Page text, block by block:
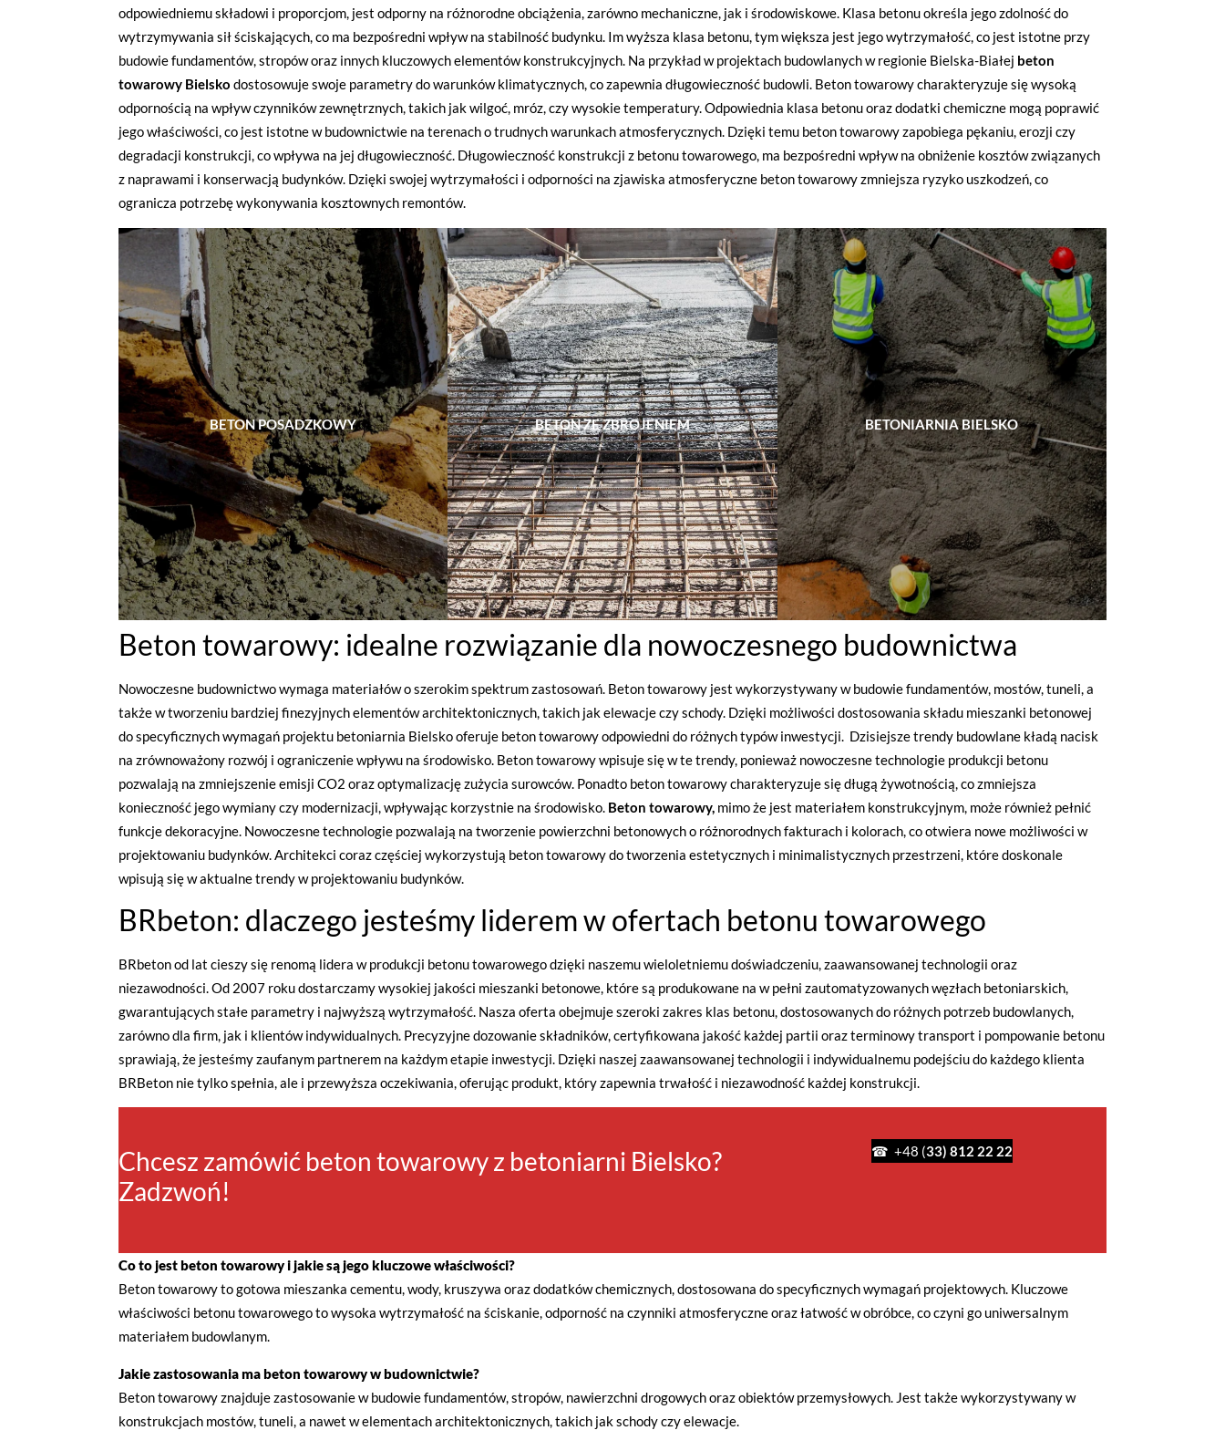
odpowiedniemu składowi i proporcjom, jest odporny na różnorodne obciążenia, zarówno mechaniczne, jak i środowiskowe. Klasa betonu określa jego zdolność do
wytrzymywania sił ściskających, co ma bezpośredni wpływ na stabilność budynku. Im wyższa klasa betonu, tym większa jest jego wytrzymałość, co jest istotne przy
budowie fundamentów, stropów oraz innych kluczowych elementów konstrukcyjnych. Na przykład w projektach budowlanych w regionie Bielska-Białej beton
towarowy Bielsko dostosowuje swoje parametry do warunków klimatycznych, co zapewnia długowieczność budowli. Beton towarowy charakteryzuje się wysoką
odpornością na wpływ czynników zewnętrznych, takich jak wilgoć, mróz, czy wysokie temperatury. Odpowiednia klasa betonu oraz dodatki chemiczne mogą poprawić
jego właściwości, co jest istotne w budownictwie na terenach o trudnych warunkach atmosferycznych. Dzięki temu beton towarowy zapobiega pękaniu, erozji czy
degradacji konstrukcji, co wpływa na jej długowieczność. Długowieczność konstrukcji z betonu towarowego, ma bezpośredni wpływ na obniżenie kosztów związanych
z naprawami i konserwacją budynków. Dzięki swojej wytrzymałości i odporności na zjawiska atmosferyczne beton towarowy zmniejsza ryzyko uszkodzeń, co
ogranicza potrzebę wykonywania kosztownych remontów.
BETON POSADZKOWY BETON ZE ZBROJENIEM BETONIARNIA BIELSKO
Beton towarowy: idealne rozwiązanie dla nowoczesnego budownictwa
Nowoczesne budownictwo wymaga materiałów o szerokim spektrum zastosowań. Beton towarowy jest wykorzystywany w budowie fundamentów, mostów, tuneli, a
także w tworzeniu bardziej finezyjnych elementów architektonicznych, takich jak elewacje czy schody. Dzięki możliwości dostosowania składu mieszanki betonowej
do specyficznych wymagań projektu betoniarnia Bielsko oferuje beton towarowy odpowiedni do różnych typów inwestycji. Dzisiejsze trendy budowlane kładą nacisk
na zrównoważony rozwój i ograniczenie wpływu na środowisko. Beton towarowy wpisuje się w te trendy, ponieważ nowoczesne technologie produkcji betonu
pozwalają na zmniejszenie emisji CO2 oraz optymalizację zużycia surowców. Ponadto beton towarowy charakteryzuje się długą żywotnością, co zmniejsza
konieczność jego wymiany czy modernizacji, wpływając korzystnie na środowisko. Beton towarowy, mimo że jest materiałem konstrukcyjnym, może również pełnić
funkcje dekoracyjne. Nowoczesne technologie pozwalają na tworzenie powierzchni betonowych o różnorodnych fakturach i kolorach, co otwiera nowe możliwości w
projektowaniu budynków. Architekci coraz częściej wykorzystują beton towarowy do tworzenia estetycznych i minimalistycznych przestrzeni, które doskonale
wpisują się w aktualne trendy w projektowaniu budynków.
BRbeton: dlaczego jesteśmy liderem w ofertach betonu towarowego
BRbeton od lat cieszy się renomą lidera w produkcji betonu towarowego dzięki naszemu wieloletniemu doświadczeniu, zaawansowanej technologii oraz
niezawodności. Od 2007 roku dostarczamy wysokiej jakości mieszanki betonowe, które są produkowane na w pełni zautomatyzowanych węzłach betoniarskich,
gwarantujących stałe parametry i najwyższą wytrzymałość. Nasza oferta obejmuje szeroki zakres klas betonu, dostosowanych do różnych potrzeb budowlanych,
zarówno dla firm, jak i klientów indywidualnych. Precyzyjne dozowanie składników, certyfikowana jakość każdej partii oraz terminowy transport i pompowanie betonu
sprawiają, że jesteśmy zaufanym partnerem na każdym etapie inwestycji. Dzięki naszej zaawansowanej technologii i indywidualnemu podejściu do każdego klienta
BRBeton nie tylko spełnia, ale i przewyższa oczekiwania, oferując produkt, który zapewnia trwałość i niezawodność każdej konstrukcji.
Chcesz zamówić beton towarowy z betoniarni Bielsko?
Zadzwoń!
☎ +48 (33) 812 22 22
Co to jest beton towarowy i jakie są jego kluczowe właściwości?
Beton towarowy to gotowa mieszanka cementu, wody, kruszywa oraz dodatków chemicznych, dostosowana do specyficznych wymagań projektowych. Kluczowe
właściwości betonu towarowego to wysoka wytrzymałość na ściskanie, odporność na czynniki atmosferyczne oraz łatwość w obróbce, co czyni go uniwersalnym
materiałem budowlanym.
Jakie zastosowania ma beton towarowy w budownictwie?
Beton towarowy znajduje zastosowanie w budowie fundamentów, stropów, nawierzchni drogowych oraz obiektów przemysłowych. Jest także wykorzystywany w
konstrukcjach mostów, tuneli, a nawet w elementach architektonicznych, takich jak schody czy elewacje.